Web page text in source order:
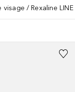
visage Rexaline